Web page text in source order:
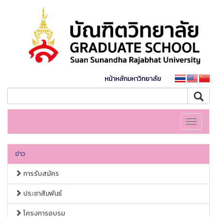
หน้าหลักมหาวิทยาลัย
Toggle
ข่าว
การรับสมัคร
ประชาสัมพันธ์
โครงการอบรม